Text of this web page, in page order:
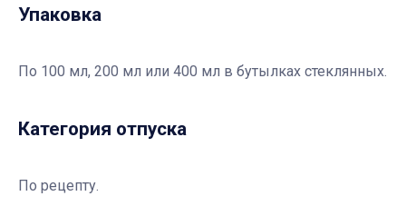
Упаковка
По 100 мл, 200 мл или 400 мл в бутылках стеклянных.
Категория отпуска
По рецепту.